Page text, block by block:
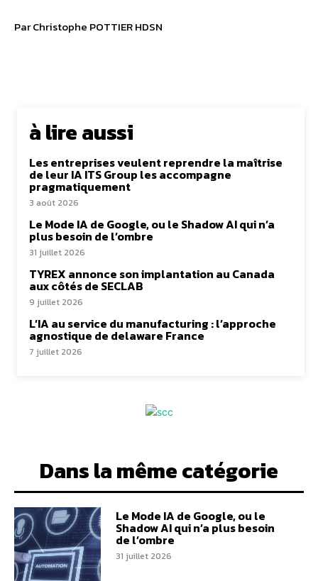
Par Christophe POTTIER HDSN
à lire aussi
Les entreprises veulent reprendre la maîtrise
de leur IA ITS Group les accompagne
pragmatiquement
3 août 2026
Le Mode IA de Google, ou le Shadow AI qui n’a
plus besoin de l’ombre
31 juillet 2026
TYREX annonce son implantation au Canada
aux côtés de SECLAB
9 juillet 2026
L’IA au service du manufacturing : l’approche
agnostique de delaware France
7 juillet 2026
Dans la même catégorie
Le Mode IA de Google, ou le
Shadow AI qui n’a plus besoin
de l’ombre
31 juillet 2026